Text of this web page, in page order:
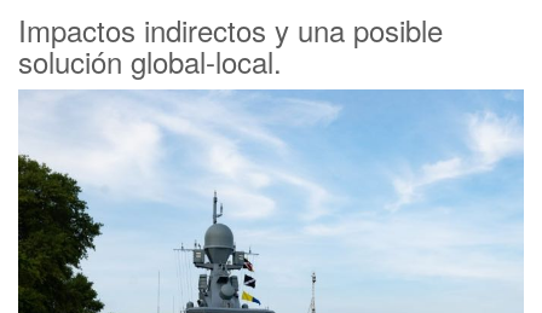
Impactos indirectos y una posible
solución global-local.